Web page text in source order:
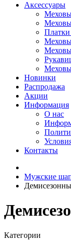
Аксессуары
Платки
Новинки
Распродажа
Акции
Информация
О нас
Контакты
Мужские
Категории